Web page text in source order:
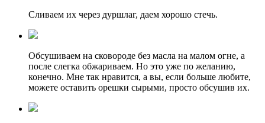
Сливаем их через дуршлаг, даем хорошо стечь.
Обсушиваем на сковороде без масла на малом огне, а
после слегка обжариваем. Но это уже по желанию,
конечно. Мне так нравится, а вы, если больше любите,
можете оставить орешки сырыми, просто обсушив их.